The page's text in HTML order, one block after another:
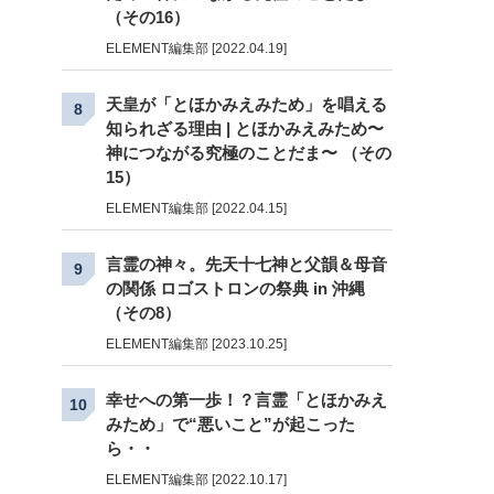
（その16）
ELEMENT編集部 [2022.04.19]
8
天皇が「とほかみえみため」を唱える
知られざる理由 | とほかみえみため〜
神につながる究極のことだま〜 （その
15）
ELEMENT編集部 [2022.04.15]
9
言霊の神々。先天十七神と父韻＆母音
の関係 ロゴストロンの祭典 in 沖縄
（その8）
ELEMENT編集部 [2023.10.25]
10
幸せへの第一歩！？言霊「とほかみえ
みため」で“悪いこと”が起こった
ら・・
ELEMENT編集部 [2022.10.17]